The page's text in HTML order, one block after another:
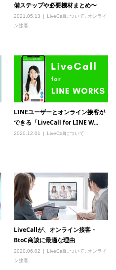
備ステップや必要機材まとめ〜
2021.05.13 LiveCallについて
オンライ
ン接客
LINEユーザーとオンライン接客が
できる「LiveCall for LINE W...
2020.12.01 LiveCallについて
LiveCallが、オンライン接客・
BtoC商談に最適な理由
2020.06.02 LiveCallについて
オンライ
ン接客